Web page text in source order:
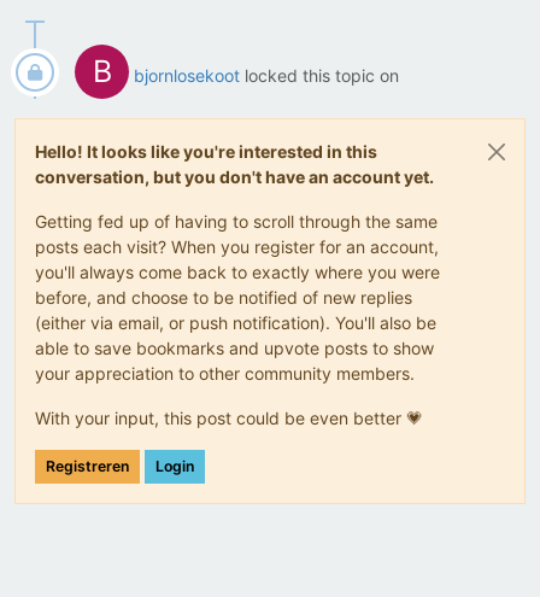
B bjornlosekoot locked this topic on
Hello! It looks like you're interested in this
conversation, but you don't have an account yet.
Getting fed up of having to scroll through the same
posts each visit? When you register for an account,
you'll always come back to exactly where you were
before, and choose to be notified of new replies
(either via email, or push notification). You'll also be
able to save bookmarks and upvote posts to show
your appreciation to other community members.
With your input, this post could be even better 💗
Registreren Login